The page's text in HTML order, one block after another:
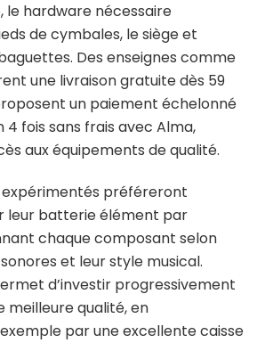
le hardware nécessaire
de cymbales, le siège et
Des enseignes comme
une livraison gratuite dès 59
un paiement échelonné
4 fois sans frais avec Alma,
aux équipements de qualité.
expérimentés préféreront
leur batterie élément par
chaque composant selon
et leur style musical.
d’investir progressivement
meilleure qualité, en
par une excellente caisse